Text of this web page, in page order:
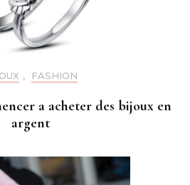
, FASHION
a acheter des bijoux en
argent